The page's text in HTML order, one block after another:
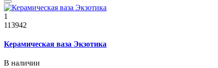
1
113942
Керамическая ваза Экзотика
В наличии